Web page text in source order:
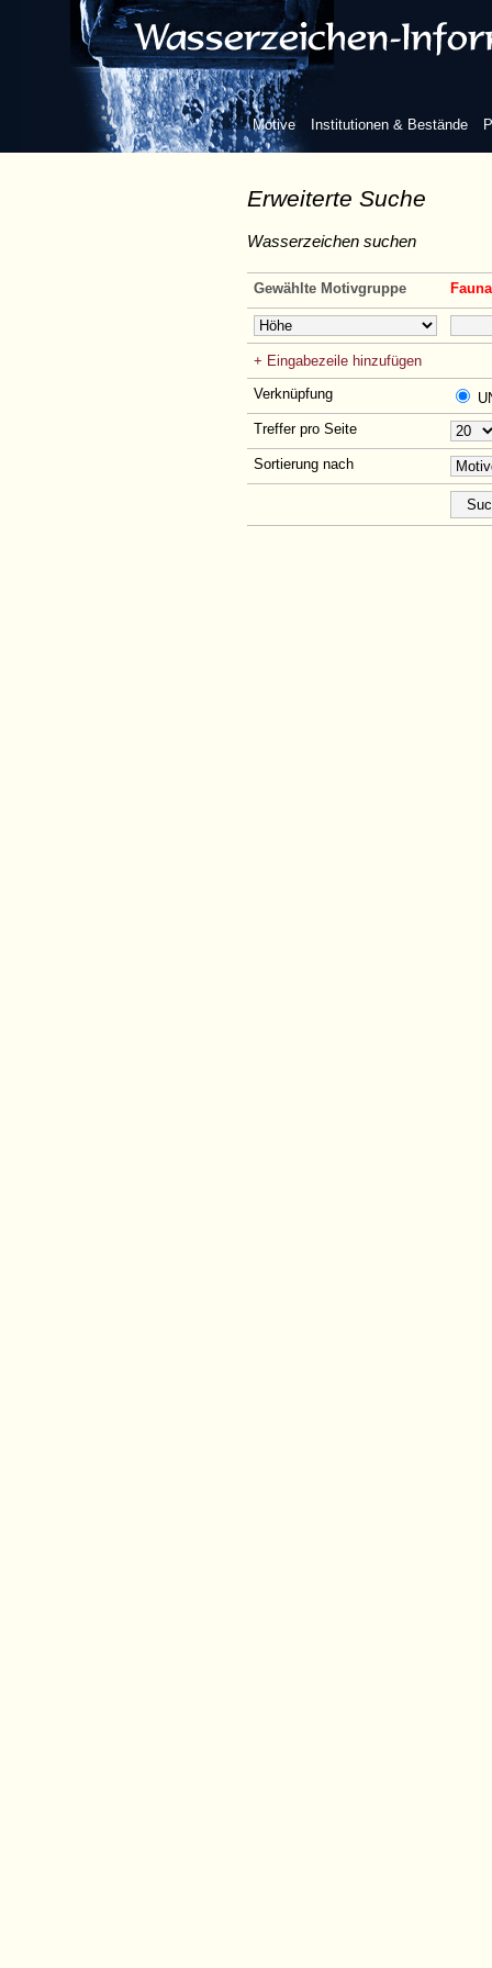
Motive Institutionen & Bestände
Erweiterte Suche
Wasserzeichen suchen
Gewählte Motivgruppe
+ Eingabezeile hinzufügen
Verknüpfung
Treffer pro Seite
Sortierung nach